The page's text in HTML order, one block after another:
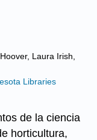
Laura Irish,
Libraries
de la ciencia
horticultura,